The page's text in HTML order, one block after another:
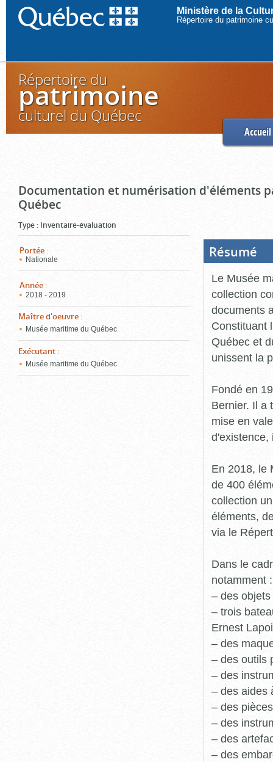
Ministère de la
Répertoire du patrimoine
Répertoire du
patrimoine
culturel du Québec
Accueil
Documentation et numérisation d'éléments
Québec
Type : Inventaire-évaluation
Portée :
Nationale
Année :
2018 - 2019
Maître d'oeuvre :
Musée maritime du Québec
Exécutant :
Musée maritime du Québec
Résumé
Le Musée
collection
documents
Constituant
Québec et
unissent la
Fondé en
Bernier. Il a
mise en
d'existence,
En 2018, le
de 400
collection
éléments,
via le
Dans le
notamment :
– des
– trois
Ernest
– des
– des outils
– des
– des aides
– des
– des
– des
– des